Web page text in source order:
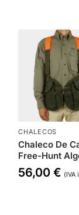
CHALECOS
Chaleco De
Free-Hunt
56,00€ (IVA